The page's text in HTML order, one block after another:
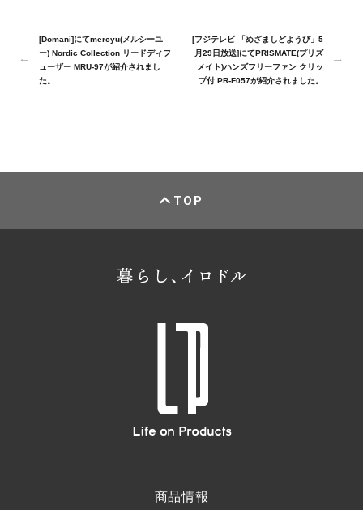
[Domani]にてmercyu(メルシーユ
ー) Nordic Collection リードディフ
ューザー MRU-97が紹介されまし
た。
[フジテレビ 「めざましどようび」5
月29日放送]にてPRISMATE(プリズ
メイト)ハンズフリーファン クリッ
プ付 PR-F057が紹介されました。
TOP
商品情報